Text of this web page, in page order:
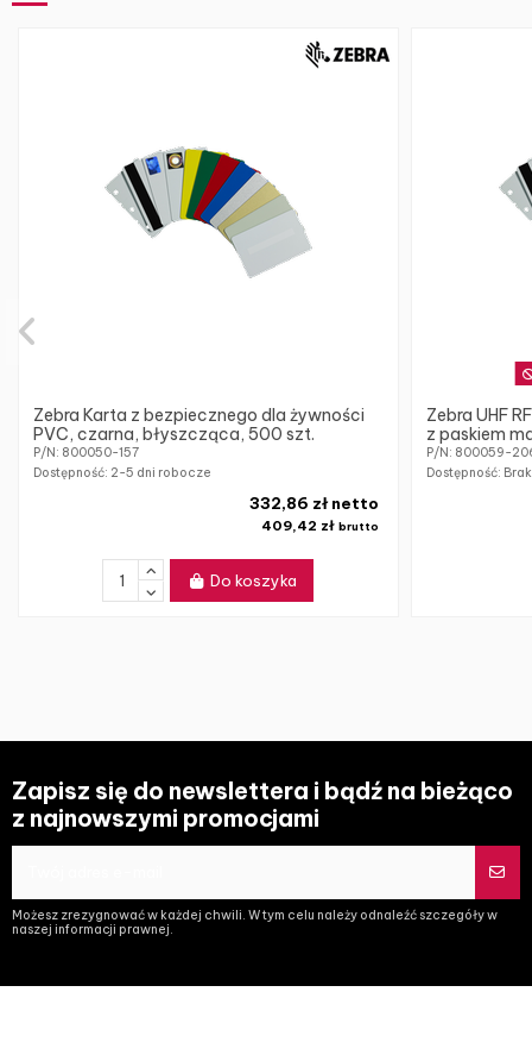
Zebra Karta z bezpiecznego dla żywności
PVC, czarna, błyszcząca, 500 szt.
P/N: 800050-157
Dostępność: 2-5 dni robocze
409,42 złbrutto
332,86 zł netto
Do koszyka
Zebra UHF
z paskiem
P/N: 800059-
Dostępność:
Zapisz się do newslettera i bądź na bieżąco
z najnowszymi promocjami
Możesz zrezygnować w każdej chwili. W tym celu należy odnaleźć szczegóły w
naszej informacji prawnej.